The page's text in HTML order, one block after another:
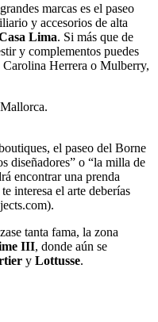
marcas es el paseo
y accesorios de alta
Lima. Si más que de
y complementos puedes
Herrera o Mulberry,
el paseo del Borne
diseñadores” o “la milla de
encontrar una prenda
interesa el arte deberías
tanta fama, la zona
III, donde aún se
y Lottusse.